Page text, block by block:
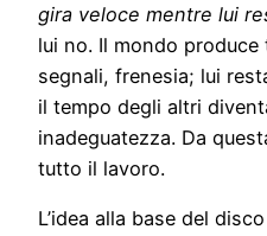
gira veloce mentre lui
lui no. Il mondo
segnali, frenesia; lui
il tempo degli altri
inadeguatezza. Da
tutto il lavoro.
L’idea alla base del